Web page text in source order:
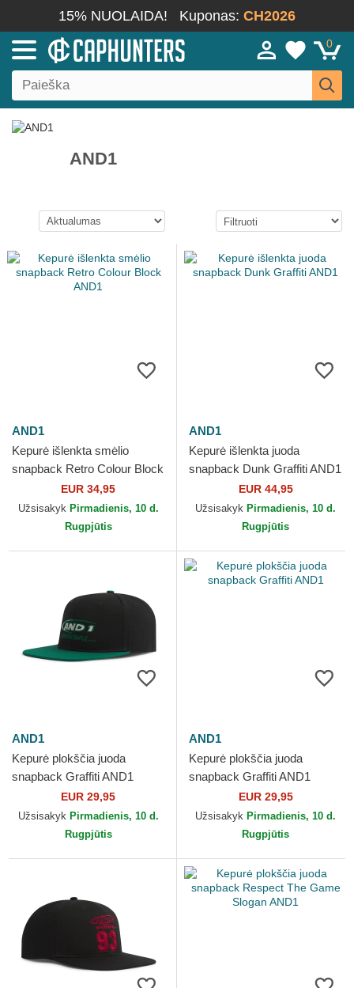
15% NUOLAIDA! Kuponas: CH2026
0
AND1
AND1
Kepurė išlenkta smėlio
snapback Retro Colour Block
EUR 34,95
Užsisakyk Pirmadienis, 10 d.
Rugpjūtis
AND1
Kepurė išlenkta juoda
snapback Dunk Graffiti AND1
EUR 44,95
Užsisakyk Pirmadienis, 10 d.
Rugpjūtis
AND1
Kepurė plokščia juoda
snapback Graffiti AND1
EUR 29,95
Užsisakyk Pirmadienis, 10 d.
Rugpjūtis
AND1
Kepurė plokščia juoda
snapback Graffiti AND1
EUR 29,95
Užsisakyk Pirmadienis, 10 d.
Rugpjūtis